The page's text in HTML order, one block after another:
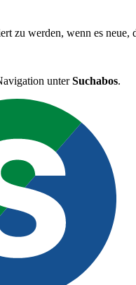
werden, wenn es neue,
unterSuchabos.